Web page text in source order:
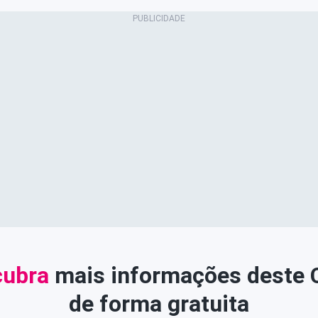
mais informações deste
de forma gratuita